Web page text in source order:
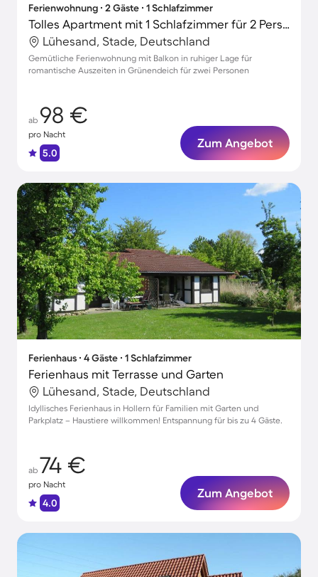
Ferienwohnung ∙ 2 Gäste ∙ 1 Schlafzimmer
Tolles Apartment mit 1 Schlafzimmer für 2 Personen
Lühesand, Stade, Deutschland
Gemütliche Ferienwohnung mit Balkon in ruhiger Lage für
romantische Auszeiten in Grünendeich für zwei Personen
ab 98 €
pro Nacht
5.0
Zum Angebot
Ferienhaus ∙ 4 Gäste ∙ 1 Schlafzimmer
Ferienhaus mit Terrasse und Garten
Lühesand, Stade, Deutschland
Idyllisches Ferienhaus in Hollern für Familien mit Garten und
Parkplatz – Haustiere willkommen! Entspannung für bis zu 4 Gäste.
ab 74 €
pro Nacht
4.0
Zum Angebot